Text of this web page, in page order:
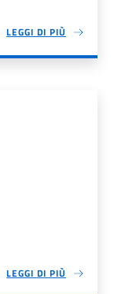
LEGGI DI PIÙ
LEGGI DI PIÙ